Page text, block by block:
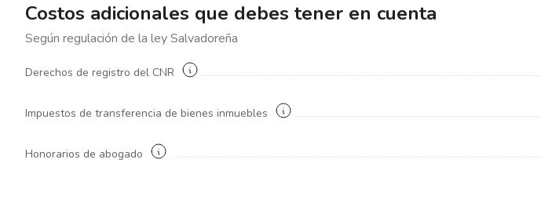
Costos adicionales que debes tener en cuenta
Según regulación de la leySalvadoreña
Derechos de registro del CNR
Impuestos de transferencia de bienes inmuebles
Honorarios de abogado